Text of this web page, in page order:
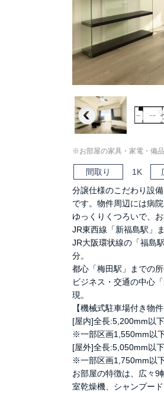
Previous
※お部屋の家具・家電・備
間取り 1K
分譲仕様のこだわり設
です。物件周辺には病
ゆっくりくつろいで、
JR東西線「新福島駅」
JR大阪環状線の「福島
分。
都心「梅田駅」までの所
ビジネス・交通の中心
現。
【機械式駐車場付き物件
[屋内]全長:5,200mm以
※一部区画1,550mm以
[屋外]全長:5,050mm以
※一部区画1,750mm以
お部屋の特徴は、広々9
室乾燥機、シャンプー